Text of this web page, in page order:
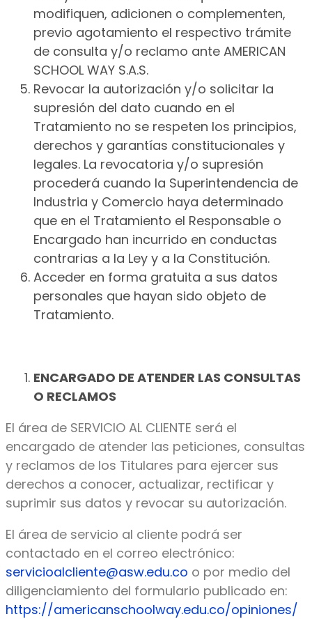
modifiquen, adicionen o complementen,
previo agotamiento el respectivo trámite
de consulta y/o reclamo ante AMERICAN
SCHOOL WAY S.A.S.
Revocar la autorización y/o solicitar la
supresión del dato cuando en el
Tratamiento no se respeten los principios,
derechos y garantías constitucionales y
legales. La revocatoria y/o supresión
procederá cuando la Superintendencia de
Industria y Comercio haya determinado
que en el Tratamiento el Responsable o
Encargado han incurrido en conductas
contrarias a la Ley y a la Constitución.
Acceder en forma gratuita a sus datos
personales que hayan sido objeto de
Tratamiento.
ENCARGADO DE ATENDER LAS CONSULTAS
O RECLAMOS
El área de SERVICIO AL CLIENTE será el
encargado de atender las peticiones, consultas
y reclamos de los Titulares para ejercer sus
derechos a conocer, actualizar, rectificar y
suprimir sus datos y revocar su autorización.
El área de servicio al cliente podrá ser
contactado en el correo electrónico:
servicioalcliente@asw.edu.co o por medio del
diligenciamiento del formulario publicado en:
https://americanschoolway.edu.co/opiniones/